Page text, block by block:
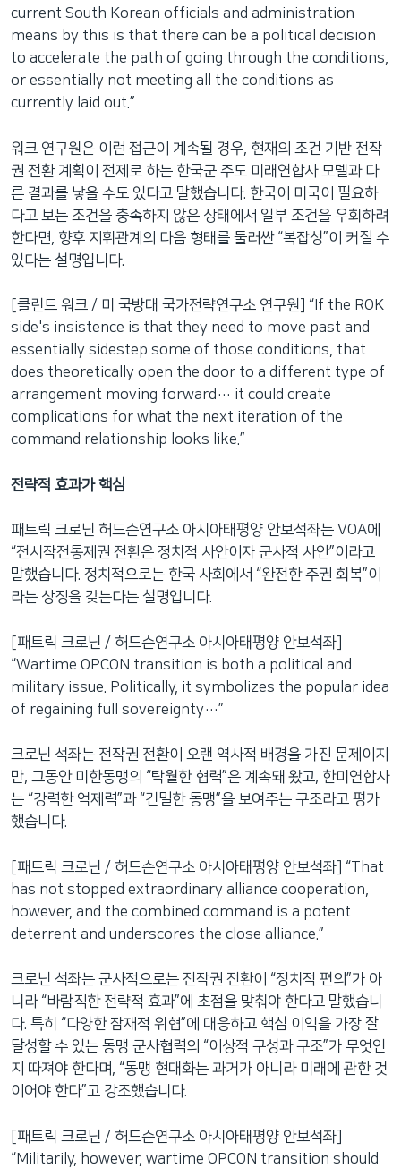
current South Korean officials and administration
means by this is that there can be a political decision
to accelerate the path of going through the conditions,
or essentially not meeting all the conditions as
currently laid out.”
워크 연구원은 이런 접근이 계속될 경우, 현재의 조건 기반 전작
권 전환 계획이 전제로 하는 한국군 주도 미래연합사 모델과 다
른 결과를 낳을 수도 있다고 말했습니다. 한국이 미국이 필요하
다고 보는 조건을 충족하지 않은 상태에서 일부 조건을 우회하려
한다면, 향후 지휘관계의 다음 형태를 둘러싼 “복잡성”이 커질 수
있다는 설명입니다.
[클린트 워크 / 미 국방대 국가전략연구소 연구원] “If the ROK
side's insistence is that they need to move past and
essentially sidestep some of those conditions, that
does theoretically open the door to a different type of
arrangement moving forward… it could create
complications for what the next iteration of the
command relationship looks like.”
전략적 효과가 핵심
패트릭 크로닌 허드슨연구소 아시아태평양 안보석좌는 VOA에
“전시작전통제권 전환은 정치적 사안이자 군사적 사안”이라고
말했습니다. 정치적으로는 한국 사회에서 “완전한 주권 회복”이
라는 상징을 갖는다는 설명입니다.
[패트릭 크로닌 / 허드슨연구소 아시아태평양 안보석좌]
“Wartime OPCON transition is both a political and
military issue. Politically, it symbolizes the popular idea
of regaining full sovereignty…”
크로닌 석좌는 전작권 전환이 오랜 역사적 배경을 가진 문제이지
만, 그동안 미한동맹의 “탁월한 협력”은 계속돼 왔고, 한미연합사
는 “강력한 억제력”과 “긴밀한 동맹”을 보여주는 구조라고 평가
했습니다.
[패트릭 크로닌 / 허드슨연구소 아시아태평양 안보석좌] “That
has not stopped extraordinary alliance cooperation,
however, and the combined command is a potent
deterrent and underscores the close alliance.”
크로닌 석좌는 군사적으로는 전작권 전환이 “정치적 편의”가 아
니라 “바람직한 전략적 효과”에 초점을 맞춰야 한다고 말했습니
다. 특히 “다양한 잠재적 위협”에 대응하고 핵심 이익을 가장 잘
달성할 수 있는 동맹 군사협력의 “이상적 구성과 구조”가 무엇인
지 따져야 한다며, “동맹 현대화는 과거가 아니라 미래에 관한 것
이어야 한다”고 강조했습니다.
[패트릭 크로닌 / 허드슨연구소 아시아태평양 안보석좌]
“Militarily, however, wartime OPCON transition should